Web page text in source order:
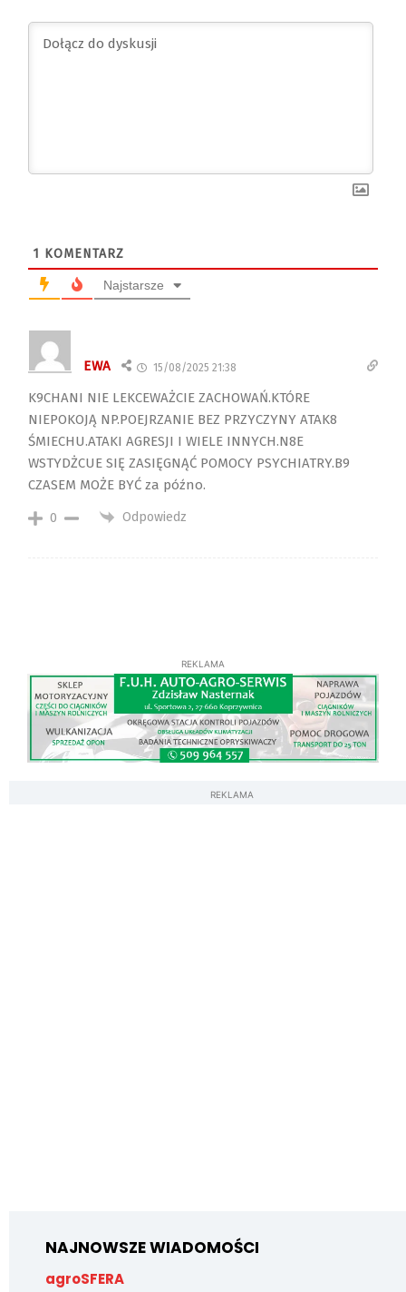
1 KOMENTARZ
Najstarsze
EWA 15/08/2025 21:38
K9CHANI NIE LEKCEWAŻCIE ZACHOWAŃ.KTÓRE
NIEPOKOJĄ NP.POEJRZANIE BEZ PRZYCZYNY ATAK8
ŚMIECHU.ATAKI AGRESJI I WIELE INNYCH.N8E
WSTYDŻCUE SIĘ ZASIĘGNĄĆ POMOCY PSYCHIATRY.B9
CZASEM MOŻE BYĆ za późno.
0 Odpowiedz
REKLAMA
REKLAMA
NAJNOWSZE WIADOMOŚCI
agroSFERA